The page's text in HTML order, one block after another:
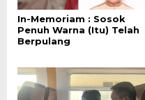
In-Memoriam : Sosok
Penuh Warna (Itu) Telah
Berpulang